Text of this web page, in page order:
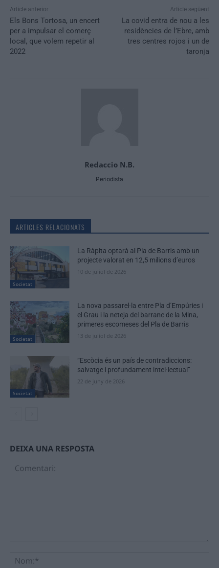
Article anterior
Els Bons Tortosa, un encert
per a impulsar el comerç
local, que volem repetir al
2022
Article següent
La covid entra de nou a les
residències de l’Ebre, amb
tres centres rojos i un de
taronja
Redaccio N.B.
Periodista
ARTICLES RELACIONATS
Societat
La Ràpita optarà al Pla de Barris amb un
projecte valorat en 12,5 milions d’euros
10 de juliol de 2026
Societat
La nova passarel·la entre Pla d’Empúries i
el Grau i la neteja del barranc de la Mina,
primeres escomeses del Pla de Barris
13 de juliol de 2026
Societat
“Escòcia és un país de contradiccions:
salvatge i profundament intel·lectual”
22 de juny de 2026
DEIXA UNA RESPOSTA